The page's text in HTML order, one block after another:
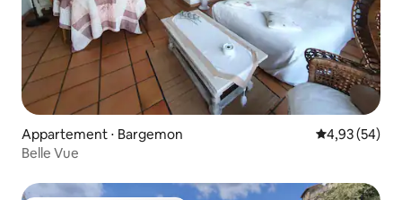
Appartement ⋅ Bargemon Évaluation
4,93 (54)
Belle Vue